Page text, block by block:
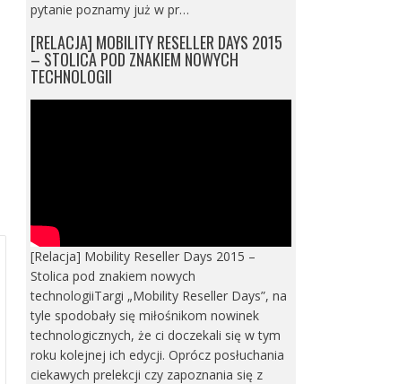
pytanie poznamy już w pr…
[RELACJA] MOBILITY RESELLER DAYS 2015
– STOLICA POD ZNAKIEM NOWYCH
TECHNOLOGII
[Relacja] Mobility Reseller Days 2015 –
Stolica pod znakiem nowych
technologiiTargi „Mobility Reseller Days”, na
tyle spodobały się miłośnikom nowinek
technologicznych, że ci doczekali się w tym
roku kolejnej ich edycji. Oprócz posłuchania
ciekawych prelekcji czy zapoznania się z